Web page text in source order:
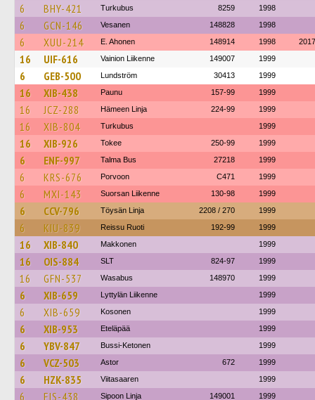
6 BHY-421 Turkubus 8259 1998
6 GCN-146 Vesanen 148828 1998
6 XUU-214 E. Ahonen 148914 1998 2017
16 UIF-616 Vainion Liikenne 149007 1999
6 GEB-500 Lundström 30413 1999
16 XIB-438 Paunu 157-99 1999
16 JCZ-288 Hämeen Linja 224-99 1999
16 XIB-804 Turkubus 1999
16 XIB-926 Tokee 250-99 1999
6 ENF-997 Talma Bus 27218 1999
6 KRS-676 Porvoon C471 1999
6 MXI-143 Suorsan Liikenne 130-98 1999
6 CCV-796 Töysän Linja 2208 / 270 1999
6 KIU-839 Reissu Ruoti 192-99 1999
16 XIB-840 Makkonen 1999
16 OIS-884 SLT 824-97 1999
16 GFN-537 Wasabus 148970 1999
6 XIB-659 Lyttylän Liikenne 1999
6 XIB-659 Kosonen 1999
6 XIB-953 Eteläpää 1999
6 YBV-847 Bussi-Ketonen 1999
6 VCZ-503 Astor 672 1999
6 HZK-835 Viitasaaren 1999
6 EIS-438 Sipoon Linja 149001 1999